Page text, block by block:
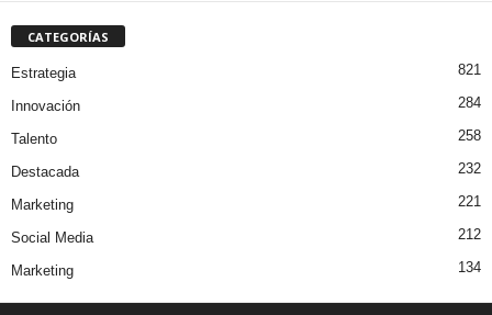
CATEGORÍAS
Estrategia 821
Innovación 284
Talento 258
Destacada 232
Marketing 221
Social Media 212
Marketing 134